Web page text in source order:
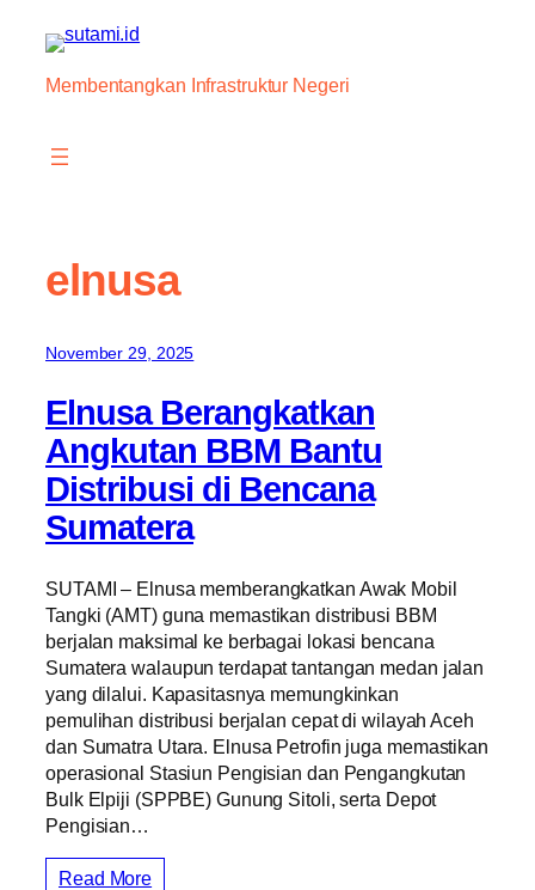
content
Membentangkan Infrastruktur Negeri
elnusa
November 29, 2025
Elnusa Berangkatkan
Angkutan BBM Bantu
Distribusi di Bencana
Sumatera
SUTAMI – Elnusa memberangkatkan Awak Mobil
Tangki (AMT) guna memastikan distribusi BBM
berjalan maksimal ke berbagai lokasi bencana
Sumatera walaupun terdapat tantangan medan jalan
yang dilalui. Kapasitasnya memungkinkan
pemulihan distribusi berjalan cepat di wilayah Aceh
dan Sumatra Utara. Elnusa Petrofin juga memastikan
operasional Stasiun Pengisian dan Pengangkutan
Bulk Elpiji (SPPBE) Gunung Sitoli, serta Depot
Pengisian…
Read More